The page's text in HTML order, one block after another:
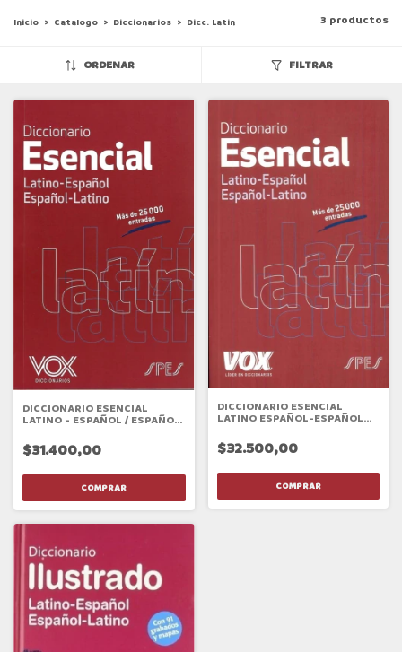
Inicio > Catalogo > Diccionarios > Dicc. Latin 3 productos
ORDENAR FILTRAR
DICCIONARIO ESENCIAL
LATINO - ESPAÑOL / ESPAÑOL
$31.400,00
DICCIONARIO ESENCIAL
LATINO ESPAÑOL-ESPAÑOL
$32.500,00